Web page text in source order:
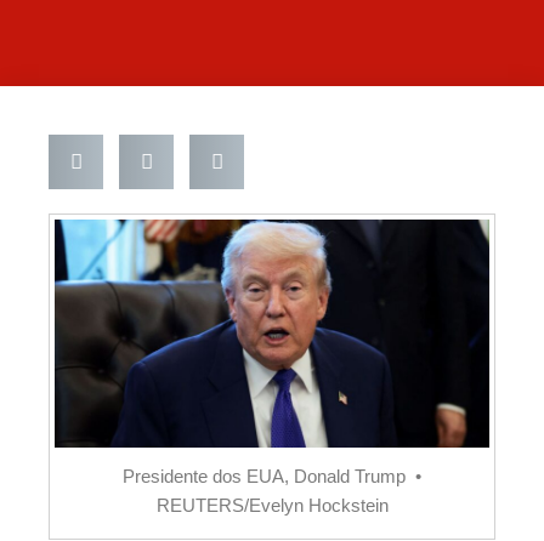
Presidente dos EUA, Donald Trump •
REUTERS/Evelyn Hockstein